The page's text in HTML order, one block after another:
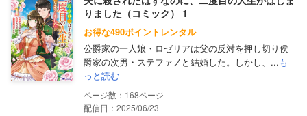
りました（コミック） 1
お得な490ポイントレンタル
公爵家の一人娘・ロゼリアは父の反対を押し切り侯
爵家の次男・ステファノと結婚した。しかし、...も
っと読む
168
配信日：2025/06/23